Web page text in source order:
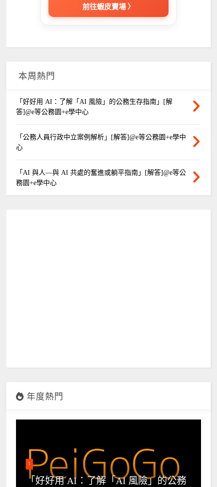
前往蝦皮賣場 〉
本周熱門
「好好用 AI：了解「AI 風險」的公務生存指南」[解
答]@e等公務園+e學中心
「公務人員行政中立案例解析」[解答]@e等公務園+e學中
心
「AI 與人—與 AI 共處的奮進或躺平指南」[解答]@e等公
務園+e學中心
年度熱門
1
「好好用 AI：了解「AI 風險」的公務